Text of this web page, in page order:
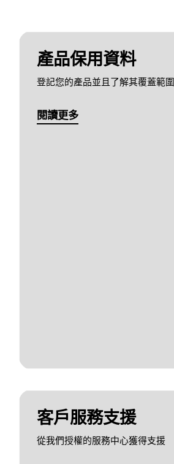
產品保用資料
登記您的產品並且了解其覆蓋範圍
閱讀更多
客戶服務支援
從我們授權的服務中心獲得支援